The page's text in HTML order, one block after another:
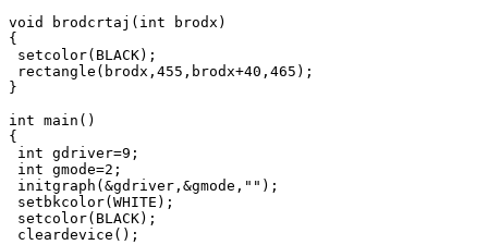
void brodcrtaj(int brodx)
{
setcolor(BLACK);
rectangle(brodx,455,brodx+40,465);
}
int main()
{
int gdriver=9;
int gmode=2;
initgraph(&gdriver,&gmode,"");
setbkcolor(WHITE);
setcolor(BLACK);
cleardevice();